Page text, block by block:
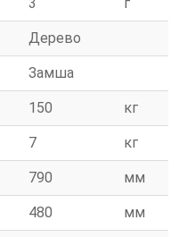
Дерево
Замша
150 кг
7 кг
790 мм
480 мм